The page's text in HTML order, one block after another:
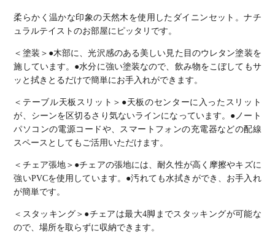
柔らかく温かな印象の天然木を使用したダイニンセット。ナチ
ュラルテイストのお部屋にピッタリです。
＜塗装＞ ●木部に、光沢感のある美しい見た目のウレタン塗装を
施しています。 ●水分に強い塗装なので、飲み物をこぼしてもサ
ッと拭きとるだけで簡単にお手入れができます。
＜テーブル天板スリット＞ ●天板のセンターに入ったスリット
が、シーンを区切るさり気ないラインになっています。 ●ノート
パソコンの電源コードや、スマートフォンの充電器などの配線
スペースとしてもご活用いただけます。
＜チェア張地＞ ●チェアの張地には、耐久性が高く摩擦やキズに
強いPVCを使用しています。 ●汚れても水拭きができ、お手入れ
が簡単です。
＜スタッキング＞ ●チェアは最大4脚までスタッキングが可能な
ので、場所を取らずに収納できます。